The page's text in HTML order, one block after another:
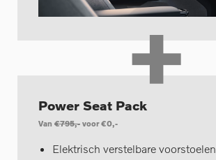
+
Power Seat Pack
Van €795,- voor €0,-
Elektrisch verstelbare voorstoelen